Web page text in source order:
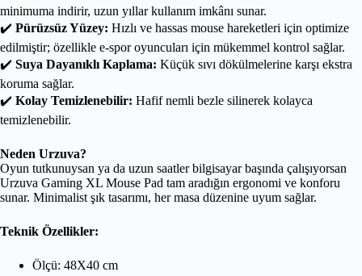
minimuma indirir, uzun yıllar kullanım imkânı sunar.
✔️ Pürüzsüz Yüzey: Hızlı ve hassas mouse hareketleri için optimize
edilmiştir; özellikle e-spor oyuncuları için mükemmel kontrol sağlar.
✔️ Suya Dayanıklı Kaplama: Küçük sıvı dökülmelerine karşı ekstra
koruma sağlar.
✔️ Kolay Temizlenebilir: Hafif nemli bezle silinerek kolayca
temizlenebilir.
Neden Urzuva?
Oyun tutkunuysan ya da uzun saatler bilgisayar başında çalışıyorsan
Urzuva Gaming XL Mouse Pad tam aradığın ergonomi ve konforu
sunar. Minimalist şık tasarımı, her masa düzenine uyum sağlar.
Teknik Özellikler:
Ölçü: 48X40 cm